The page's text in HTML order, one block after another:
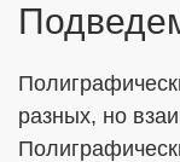
разных, но